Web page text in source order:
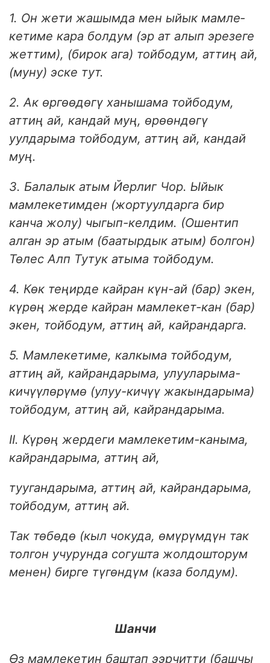
1. Он жети жашымда мен ыйык мамле­
кетиме кара болдум (эр ат алып эрезеге
жеттим), (бирок ага) тойбодум, аттиң ай,
(муну) эске тут.
2. Ак өргөөдөгү ханышама тойбодум,
аттиң ай, кандай муң, өрөөндөгү
уулдарыма тойбодум, аттиң ай, кандай
муң.
3. Балалык атым Йерлиг Чор. Ыйык
мамлекетимден (жортуулдарга бир
канча жолу) чыгып-келдим. (Ошентип
алган эр атым (баатырдык атым) болгон)
Төлес Алп Тутук атыма тойбодум.
4. Көк теңирде кайран күн-ай (бар) экен,
күрөң жерде кайран мамлекет-кан (бар)
экен, тойбодум, аттиң ай, кайрандарга.
5. Мамлекетиме, калкыма тойбодум,
аттиң ай, кайрандарыма, улууларыма-
кичүүлөрүмө (улуу-кичүү жакындарыма)
тойбодум, аттиң ай, кайрандарыма.
II. Күрөң жердеги мамлекетим-каныма,
кайрандарыма, аттиң ай,
туугандарыма, аттиң ай, кайрандарыма,
тойбодум, аттиң ай.
Так төбөдө (кыл чокуда, өмүрүмдүн так
толгон учурунда согушта жолдошторум
менен) бирге түгөндүм (каза болдум).
Шанчи
Өз мамлекетин баштап ээрчитти (башчы